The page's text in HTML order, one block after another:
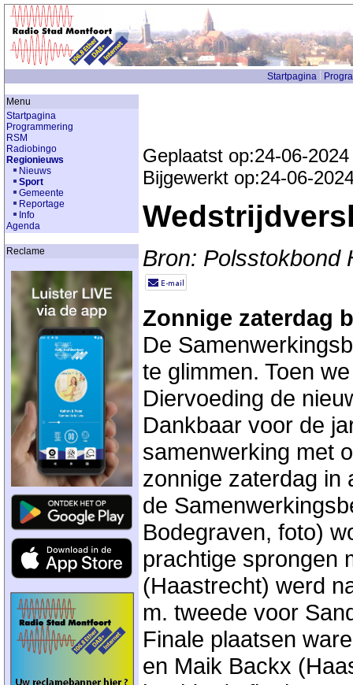
Startpagina
Menu
Startpagina
Programmering
RSM
Radiobingo
Regionieuws
Nieuws
Sport
Gemeente
Reportage
Info
Agenda
Reclame
Geplaatst op:24-06-2024
Bijgewerkt op:24-06-
Bron: Polsstokbond
Zonnige zaterdag
De
te glimmen. Toen
Diervoeding de
Dankbaar voor de
samenwerking met
zonnige zaterdag in
de
Bodegraven, foto)
prachtige sprongen
(Haastrecht) werd
m. tweede voor
Finale plaatsen
en Maik Backx